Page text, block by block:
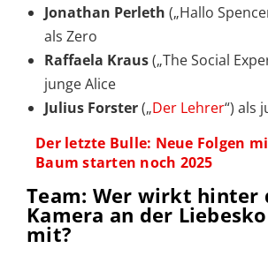
Jonathan Perleth („Hallo
als Zero
Raffaela Kraus(„The Social
junge Alice
Julius Forster(„Der Lehrer“) als
Der letzte Bulle: Neue Folgen
Baum starten noch 2025
Team: Wer wirkt hinter
Kamera an der
mit?